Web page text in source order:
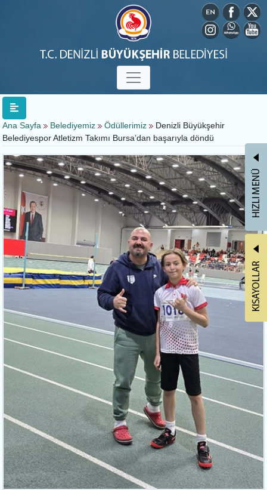
Ana Sayfa Belediyemiz Ödüllerimiz
Denizli Büyükşehir
Belediyespor Atletizm Takımı Bursa’dan başarıyla döndü